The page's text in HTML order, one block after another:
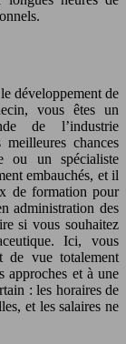
développement de
vous êtes un
de l’industrie
chances
ou un spécialiste
embauchés, et il
de formation pour
administration des
si vous souhaitez
Ici, vous
de vue totalement
approches et à une
: les horaires de
et les salaires ne